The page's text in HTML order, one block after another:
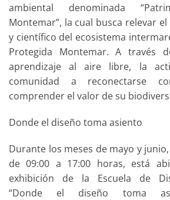
ambiental denominada
Montemar”, la cual busca relevar
y científico del ecosistema
Protegida Montemar. A través
aprendizaje al aire libre, la
comunidad a reconectarse
comprender el valor de su
Donde el diseño toma asiento
Durante los meses de mayo y
de 09:00 a 17:00 horas, está
exhibición de la Escuela de
“Donde el diseño toma